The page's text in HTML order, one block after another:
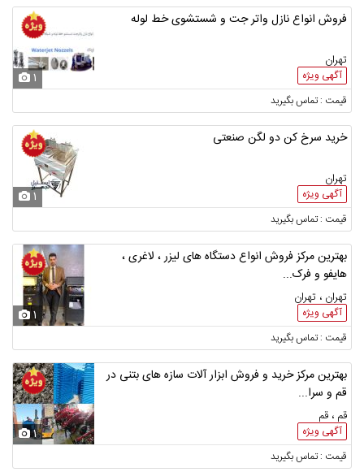
فروش انواع نازل واتر جت و شستشوی خط لوله
تهران
آگهی ویژه 1
قیمت : تماس بگیرید
خرید سرخ کن دو لگن صنعتی
تهران
آگهی ویژه 1
قیمت : تماس بگیرید
بهترین مرکز فروش انواع دستگاه های لیزر ، لاغری ،
هایفو و فرک...
تهران ، تهران
آگهی ویژه 1
قیمت : تماس بگیرید
بهترین مرکز خرید و فروش ابزار آلات سازه های بتنی در
قم و سرا...
قم ، قم
آگهی ویژه 1
قیمت : تماس بگیرید